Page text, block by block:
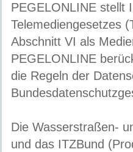
PEGELONLINE stellt
Telemediengesetzes
Abschnitt VI als
PEGELONLINE
die Regeln der
Die Wasserstraßen-
und das ITZBund